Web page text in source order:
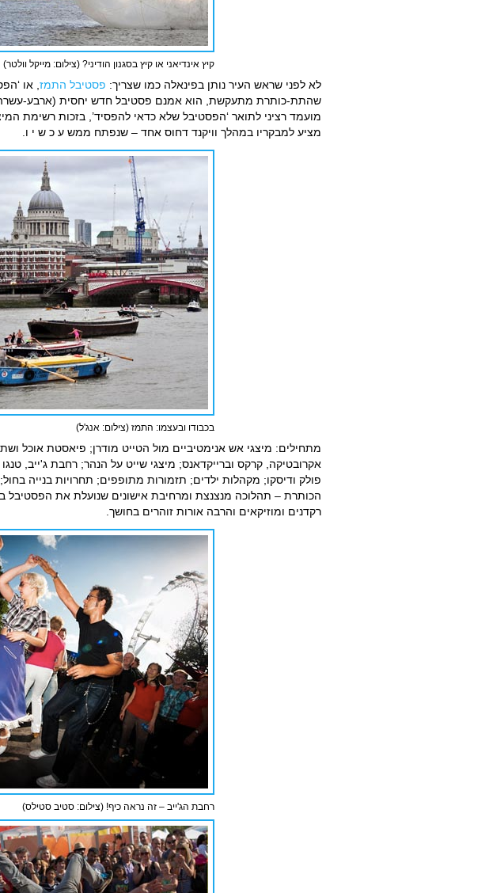
קיץ אינדיאני או קיץ בסגנון הודיני? (צילום: מייקל וולטר)
לא לפני שראש העיר נותן בפינאלה כמו שצריך: פסטיבל התמז , או
שהתת-כותרת מתעקשת, הוא אמנם פסטיבל חדש יחסית (ארבע-
מועמד רציני לתואר ‘הפסטיבל שלא כדאי להפסיד’, בזכות רשימת
מציע למבקריו במהלך וויקנד דחוס אחד – שנפתח ממש ע כ ש י ו.
בכבודו ובעצמו: התמז (צילום: אנג'ל)
מתחילים: מיצגי אש אנימטיביים מול הטייט מודרן; פיאסטת אוכל
אקרובטיקה, קרקס וברייקדאנס; מיצגי שייט על הנהר; רחבת ג'ייב, טנגו
פולק ודיסקו; מקהלות ילדים; תזמורות מתופפים; תחרויות בנייה בחול;
רקדנים ומוזיקאים והרבה אורות זוהרים בחושך.
רחבת הג'ייב – זה נראה כיף! (צילום: סטיב סטילס)